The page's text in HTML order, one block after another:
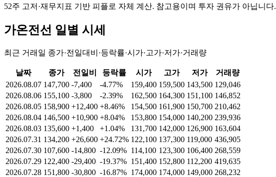
52주 고저·재무지표 기반 피플로 자체 계산. 참고용이며 투자 권유가 아닙니다.
가온전선 일별 시세
최근 거래일 종가·전일대비·등락률·시가·고가·저가·거래량
날짜 종가 전일비 등락률 시가 고가 저가
거래량
2026.08.07 147,700 -7,400 -4.77% 159,400 159,500 143,500 129,046
2026.08.06 155,100 -3,800 -2.39% 162,500 164,300 151,100 146,852
2026.08.05 158,900 +12,400 +8.46% 154,500 161,900 150,700 210,462
2026.08.04 146,500 +10,900 +8.04% 153,800 154,000 140,200 239,936
2026.08.03 135,600 +1,400 +1.04% 131,700 142,000 126,900 163,604
2026.07.31 134,200 +26,600 +24.72% 122,100 137,300 119,000 436,905
2026.07.30 107,600 -14,800 -12.09% 114,100 123,300 106,400 268,559
2026.07.29 122,400 -29,400 -19.37% 151,400 152,800 112,200 419,635
2026.07.28 151,800 -30,800 -16.87% 174,000 174,000 149,000 268,232